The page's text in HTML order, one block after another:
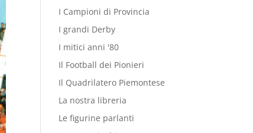
I Campioni di Provincia
I grandi Derby
I mitici anni '80
Il Football dei Pionieri
Il Quadrilatero Piemontese
La nostra libreria
Le figurine parlanti